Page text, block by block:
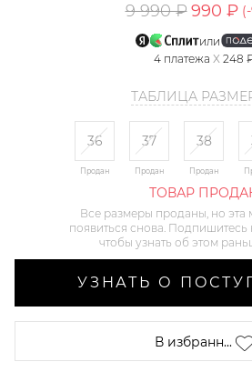
9 990 ₽ 990 ₽ (-
или
4 платежа X 248
ТАБЛИЦА
36
Продан
37
Продан
38
Продан
ТОВАР
Все размеры проданы, но эта
появиться снова. Подпишитесь
чтобы узнать об этом
УЗНАТЬ О
В избранн...